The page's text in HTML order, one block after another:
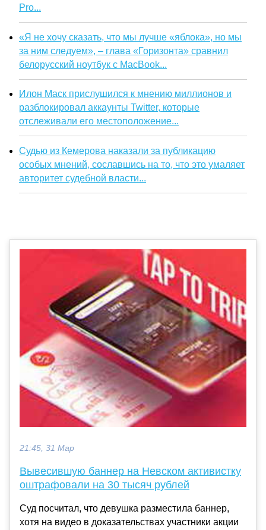
Pro...
«Я не хочу сказать, что мы лучше «яблока», но мы
за ним следуем», – глава «Горизонта» сравнил
белорусский ноутбук с MacBook...
Илон Маск прислушился к мнению миллионов и
разблокировал аккаунты Twitter, которые
отслеживали его местоположение...
Судью из Кемерова наказали за публикацию
особых мнений, сославшись на то, что это умаляет
авторитет судебной власти...
21:45, 31 Мар
Вывесившую баннер на Невском активистку
оштрафовали на 30 тысяч рублей
Суд посчитал, что девушка разместила баннер,
хотя на видео в доказательствах участники акции